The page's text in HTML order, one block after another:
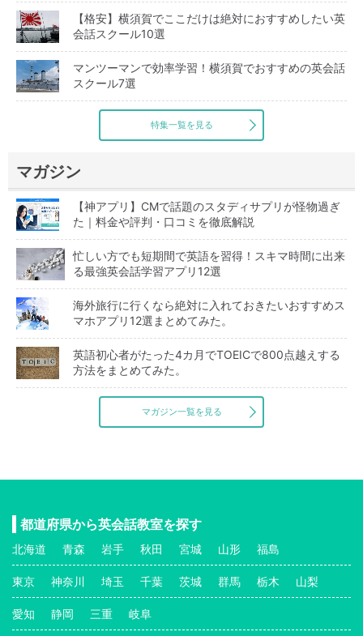
【格安】横須賀でここだけは絶対におすすめしたい英
会話スクール10選
マンツーマンで効率学習！横須賀でおすすめの英会話
スクール7選
特集一覧を見る
マガジン
【神アプリ】CMで話題のスタディサプリが怪物過ぎ
た｜料金や評判・口コミを徹底解説
忙しい方でも短期間で英語を習得！スキマ時間に出来
る最強英会話学習アプリ12選
海外旅行に行くなら絶対に入れておきたいおすすめス
マホアプリ12選まとめてみた。
英語初心者がたった4カ月でTOEICで800点越えする
方法をまとめてみた。
マガジン一覧を見る
都道府県から英会話教室を探す
北海道 青森 岩手 秋田 宮城 山形 福島
東京 神奈川 埼玉 千葉 茨城 群馬 栃木 山梨
愛知 静岡 三重 岐阜